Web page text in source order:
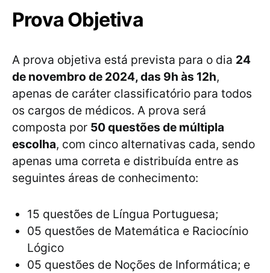
Prova Objetiva
A prova objetiva está prevista para o dia 24
de novembro de 2024, das 9h às 12h,
apenas de caráter classificatório para todos
os cargos de médicos. A prova será
composta por 50 questões de múltipla
escolha, com cinco alternativas cada, sendo
apenas uma correta e distribuída entre as
seguintes áreas de conhecimento:
15 questões de Língua Portuguesa;
05 questões de Matemática e Raciocínio
Lógico
05 questões de Noções de Informática; e